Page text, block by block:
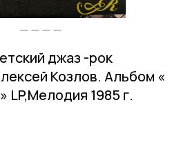
джаз -рок
Козлов. Альбом «
LP,Мелодия 1985 г.